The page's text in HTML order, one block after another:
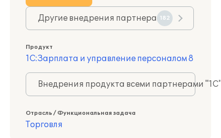
Другие внедрения партнера 182
Продукт
1С:Зарплата и управление персоналом 8
Внедрения продукта всеми партнерами
Отрасль / Функциональная задача
Торговля